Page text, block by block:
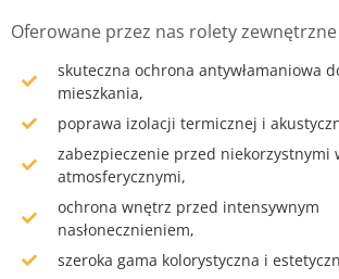
Oferowane przez nas rolety
skuteczna ochrona antywłamaniowa
mieszkania,
poprawa izolacji termicznej i
zabezpieczenie przed niekorzystnymi
atmosferycznymi,
ochrona wnętrz przed intensywnym
nasłonecznieniem,
szeroka gama kolorystyczna i